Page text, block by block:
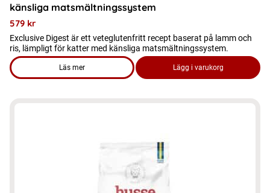
känsliga matsmältningssystem
579 kr
Exclusive Digest är ett veteglutenfritt recept baserat på lamm och
ris, lämpligt för katter med känsliga matsmältningssystem.
Läs mer
om produkten Kattmat – Exclusive Digest, torrfoder för
Lägg i varukorg